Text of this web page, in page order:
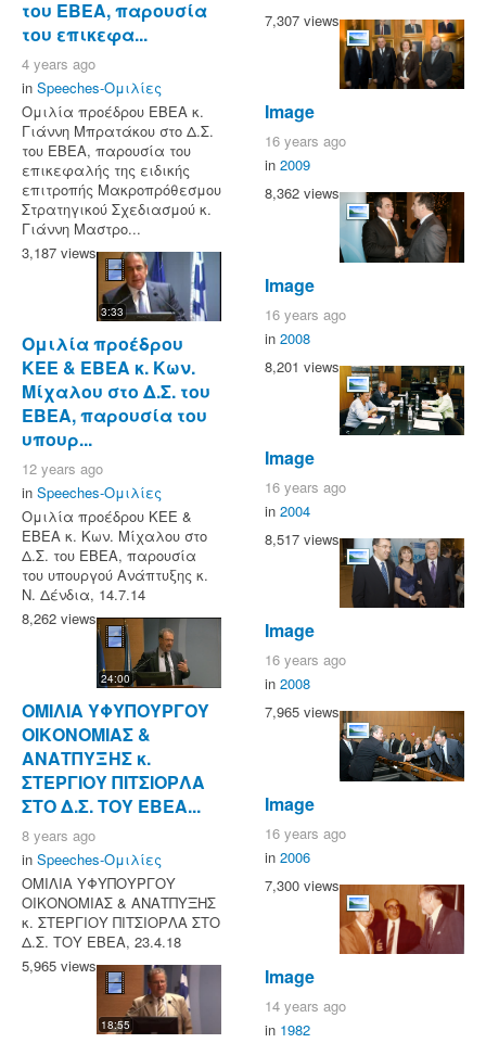
του ΕΒΕΑ, παρουσία
του επικεφα...
4 years ago
in Speeches-Ομιλίες
Ομιλία προέδρου ΕΒΕΑ κ.
Γιάννη Μπρατάκου στο Δ.Σ.
του ΕΒΕΑ, παρουσία του
επικεφαλής της ειδικής
επιτροπής Μακροπρόθεσμου
Στρατηγικού Σχεδιασμού κ.
Γιάννη Μαστρο...
3,187 views
3:33
Ομιλία προέδρου
ΚΕΕ & ΕΒΕΑ κ. Κων.
Μίχαλου στο Δ.Σ. του
ΕΒΕΑ, παρουσία του
υπουρ...
12 years ago
in Speeches-Ομιλίες
Ομιλία προέδρου ΚΕΕ &
ΕΒΕΑ κ. Κων. Μίχαλου στο
Δ.Σ. του ΕΒΕΑ, παρουσία
του υπουργού Ανάπτυξης κ.
Ν. Δένδια, 14.7.14
8,262 views
24:00
ΟΜΙΛΙΑ ΥΦΥΠΟΥΡΓΟΥ
ΟΙΚΟΝΟΜΙΑΣ &
ΑΝΑΤΠΥΞΗΣ κ.
ΣΤΕΡΓΙΟΥ ΠΙΤΣΙΟΡΛΑ
ΣΤΟ Δ.Σ. ΤΟΥ ΕΒΕΑ...
8 years ago
in Speeches-Ομιλίες
ΟΜΙΛΙΑ ΥΦΥΠΟΥΡΓΟΥ
ΟΙΚΟΝΟΜΙΑΣ & ΑΝΑΤΠΥΞΗΣ
κ. ΣΤΕΡΓΙΟΥ ΠΙΤΣΙΟΡΛΑ ΣΤΟ
Δ.Σ. ΤΟΥ ΕΒΕΑ, 23.4.18
5,965 views
18:55
7,307 views
Image
16 years ago
in 2009
8,362 views
Image
16 years ago
in 2008
8,201 views
Image
16 years ago
in 2004
8,517 views
Image
16 years ago
in 2008
7,965 views
Image
16 years ago
in 2006
7,300 views
Image
14 years ago
in 1982